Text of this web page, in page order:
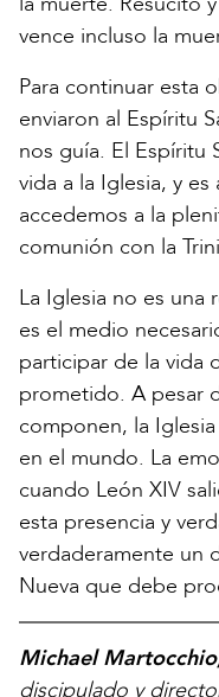
vence incluso la
Para continuar esta
enviaron al Espíritu
nos guía. El Espíritu
vida a la Iglesia, y
accedemos a la
comunión con la
La Iglesia no es una
es el medio
participar de la vida
prometido. A pesar
componen, la
en el mundo. La
cuando León XIV
esta presencia y
verdaderamente un
Nueva que debe
Michael
discipulado y